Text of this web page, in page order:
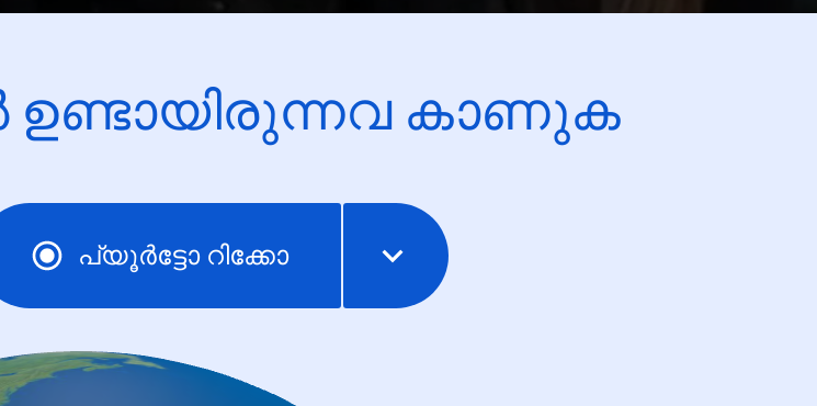
ഉണ്ടായിരുന്നവ കാണുക
പ്യൂര്‍ട്ടോ റിക്കോ